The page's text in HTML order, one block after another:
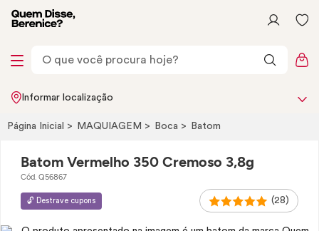
Informar localização
Página Inicial MAQUIAGEM Boca Batom
Batom Vermelho 350 Cremoso 3,8g
Cód. Q56867
🔓 Destrave cupons (28)